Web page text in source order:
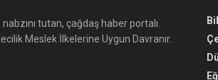
nabzını tutan, çağdaş haber portalı.
Meslek İlkelerine Uygun Davranır.